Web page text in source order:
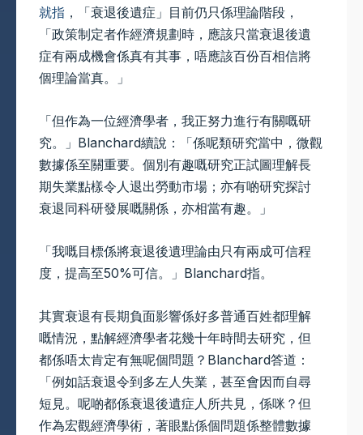
就指 ，「衰退後遺症」目前仍只係理論階段，
「政策制定者作經濟規劃時，應該只當衰退後遺
症有兩成機會係真有其事，唔應該百份百相信將
個理論當真。」
「但作為一位經濟學者，我正努力進行有關嘅研
究。」Blanchard續說：「係呢類研究當中，微觀
數據係至關重要。個別有趣嘅研究正試圖理解長
期失業點樣令人退出勞動市場；亦有啲研究探討
衰退同科研發展嘅關係，亦相當有趣。」
「我嘅目標係將衰退後遺理論由只有兩成可信程
度，提高至50%可信。」Blanchard指。
其實衰退有長期負面影響係好多普通百姓都理解
嘅情況，點解經濟學者花幾十年時間去研究，但
都係唔太肯定有無呢個問題？Blanchard答道：
「例如話衰退令到多左人失業，甚至會因而自尋
短見。呢啲都係衰退後遺症人所共見，係咪？但
作為宏觀經濟學術，著眼點係個問題係整體數據